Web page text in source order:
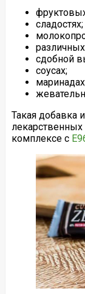
сладостях;
сдобной
соусах;
Такая добавка
лекарственных
комплексе с